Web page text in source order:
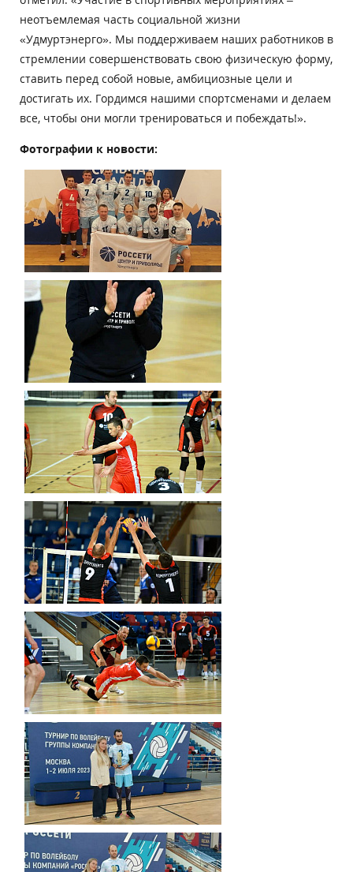
неотъемлемая часть социальной жизни
«Удмуртэнерго». Мы поддерживаем наших работников в
стремлении совершенствовать свою физическую форму,
ставить перед собой новые, амбициозные цели и
достигать их. Гордимся нашими спортсменами и делаем
все, чтобы они могли тренироваться и побеждать!».
Фотографии к новости: